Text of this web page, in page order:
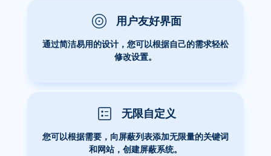
用户友好界面
通过简洁易用的设计，您可以根据自己的需求轻松
修改设置。
无限自定义
您可以根据需要，向屏蔽列表添加无限量的关键词
和网站，创建屏蔽系统。